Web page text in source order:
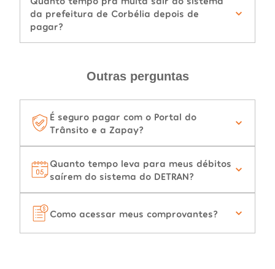
da prefeitura de Corbélia depois de
pagar?
Outras perguntas
É seguro pagar com o Portal do
Trânsito e a Zapay?
Quanto tempo leva para meus débitos
saírem do sistema do DETRAN?
Como acessar meus comprovantes?